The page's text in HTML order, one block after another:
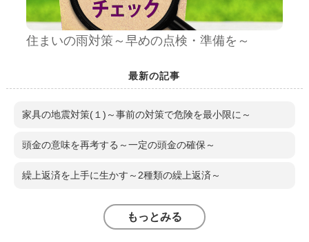
住まいの雨対策～早めの点検・準備を～
最新の記事
家具の地震対策(１)～事前の対策で危険を最小限に～
頭金の意味を再考する～一定の頭金の確保～
繰上返済を上手に生かす～2種類の繰上返済～
もっとみる